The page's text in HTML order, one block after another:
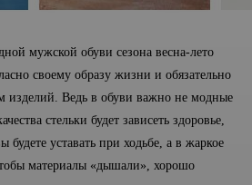
мужской обуви сезона весна-лето
своему образу жизни и обязательно
изделий. Ведь в обуви важно не модные
стельки будет зависеть здоровье,
будете уставать при ходьбе, а в жаркое
материалы «дышали», хорошо